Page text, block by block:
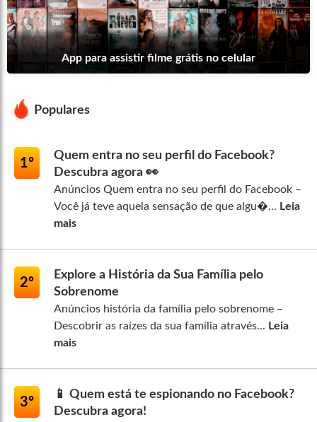
App para assistir filme grátis no celular
Populares
1º
Quem entra no seu perfil do Facebook?
Descubra agora 👀
Anúncios Quem entra no seu perfil do Facebook –
Você já teve aquela sensação de que algu�... Leia
mais
2º
Explore a História da Sua Família pelo
Sobrenome
Anúncios história da família pelo sobrenome –
Descobrir as raízes da sua família através... Leia
mais
3º
📱 Quem está te espionando no Facebook?
Descubra agora!